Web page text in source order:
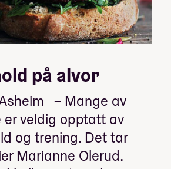
på alvor
– Mange av
er veldig opptatt av
og trening. Det tar
Marianne Olerud.